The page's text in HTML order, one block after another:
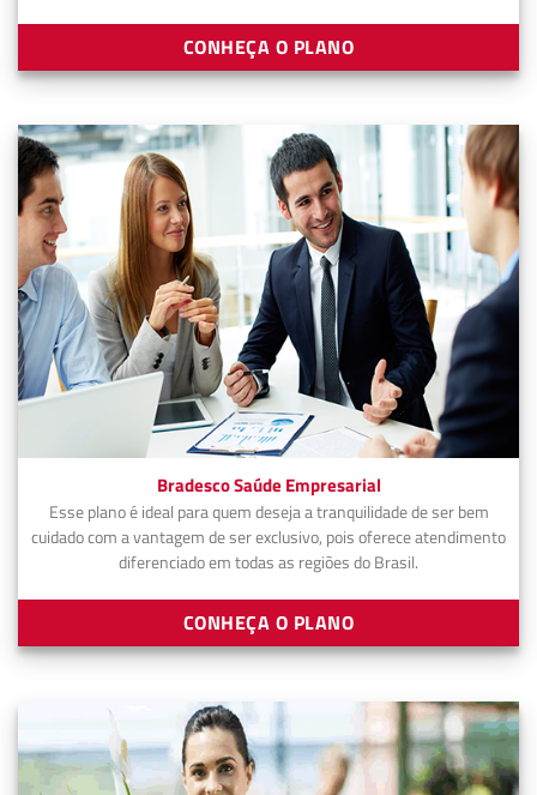
CONHEÇA O PLANO
Bradesco Saúde Empresarial
Esse plano é ideal para quem deseja a tranquilidade de ser bem
cuidado com a vantagem de ser exclusivo, pois oferece atendimento
diferenciado em todas as regiões do Brasil.
CONHEÇA O PLANO